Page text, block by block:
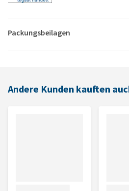
Packungsbeilagen
Andere Kunden kauften